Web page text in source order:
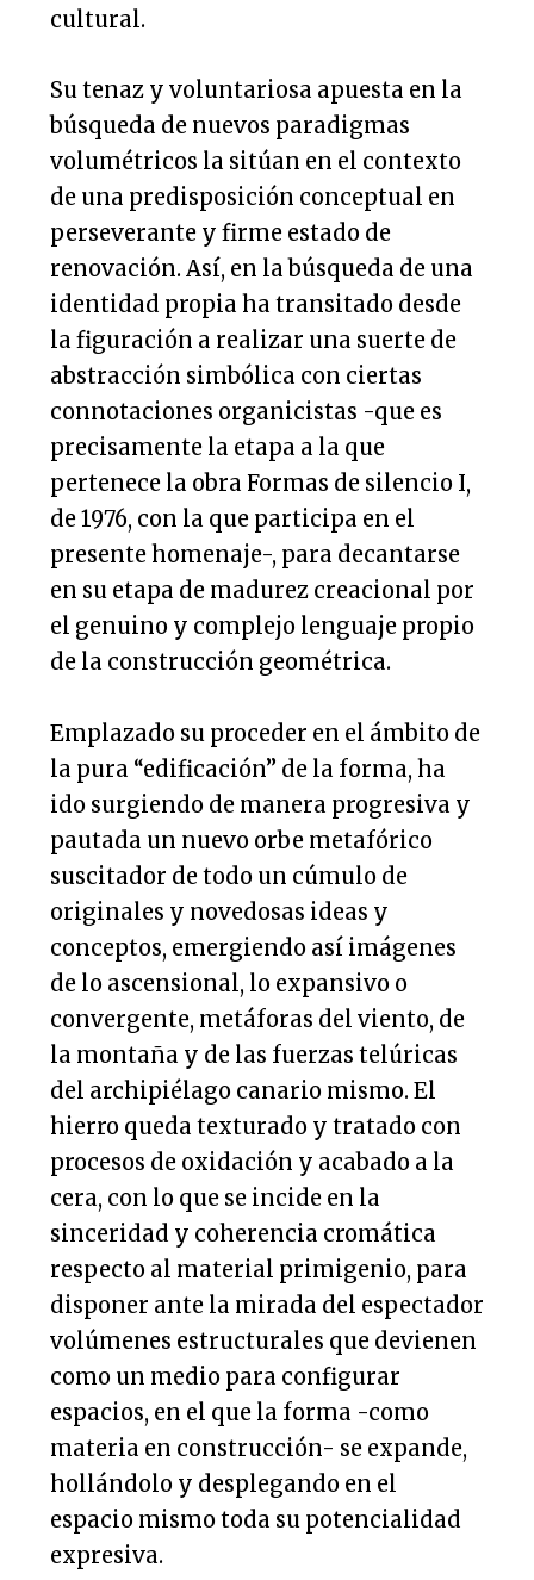
cultural.
Su tenaz y voluntariosa apuesta en la
búsqueda de nuevos paradigmas
volumétricos la sitúan en el contexto
de una predisposición conceptual en
perseverante y firme estado de
renovación. Así, en la búsqueda de una
identidad propia ha transitado desde
la figuración a realizar una suerte de
abstracción simbólica con ciertas
connotaciones organicistas -que es
precisamente la etapa a la que
pertenece la obra Formas de silencio I,
de 1976, con la que participa en el
presente homenaje-, para decantarse
en su etapa de madurez creacional por
el genuino y complejo lenguaje propio
de la construcción geométrica.
Emplazado su proceder en el ámbito de
la pura “edificación” de la forma, ha
ido surgiendo de manera progresiva y
pautada un nuevo orbe metafórico
suscitador de todo un cúmulo de
originales y novedosas ideas y
conceptos, emergiendo así imágenes
de lo ascensional, lo expansivo o
convergente, metáforas del viento, de
la montaña y de las fuerzas telúricas
del archipiélago canario mismo. El
hierro queda texturado y tratado con
procesos de oxidación y acabado a la
cera, con lo que se incide en la
sinceridad y coherencia cromática
respecto al material primigenio, para
disponer ante la mirada del espectador
volúmenes estructurales que devienen
como un medio para configurar
espacios, en el que la forma -como
materia en construcción- se expande,
hollándolo y desplegando en el
espacio mismo toda su potencialidad
expresiva.